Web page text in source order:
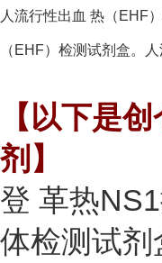
人流行性出血 热（EHF
（EHF）检测试剂盒。
【以下是
剂】
登 革热
体检测试剂